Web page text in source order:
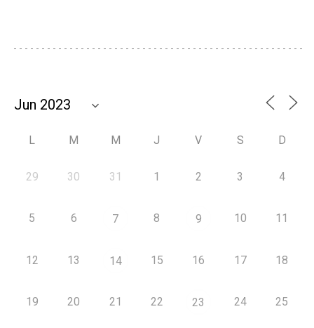
L M M J V S D
29 30 31 1 2 3 4
5 6 7 8 9 10 11
12 13 14 15 16 17 18
19 20 21 22 23 24 25